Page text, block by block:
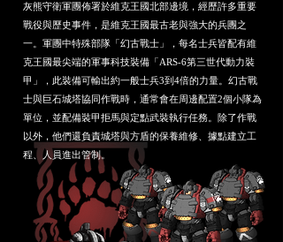
灰熊守衛軍團佈署於維克王國北部邊境，經歷許多重要
戰役與歷史事件，是維克王國最古老與強大的兵團之
一。軍團中特殊部隊「幻古戰士」，每名士兵皆配有維
克王國最尖端的軍事科技裝備「ARS-6第三世代動力裝
甲」，此裝備可輸出約一般士兵3到4倍的力量。幻古戰
士與巨石城塔協同作戰時，通常會在周邊配置2個小隊為
單位，並配備裝甲拒馬與定點武裝執行任務。除了作戰
以外，他們還負責城塔與方盾的保養維修、據點建立工
程、人員進出管制。